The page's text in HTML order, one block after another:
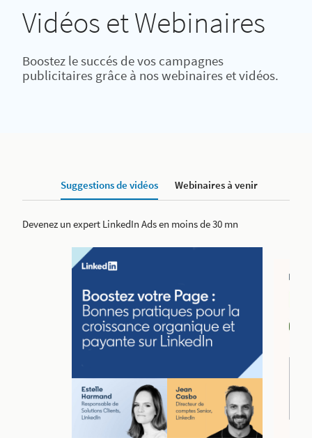
Vidéos et Webinaires
Boostez le succés de vos campagnes
publicitaires grâce à nos webinaires et vidéos.
Suggestions de vidéos Webinaires à venir
Devenez un expert LinkedIn Ads en moins de 30 mn